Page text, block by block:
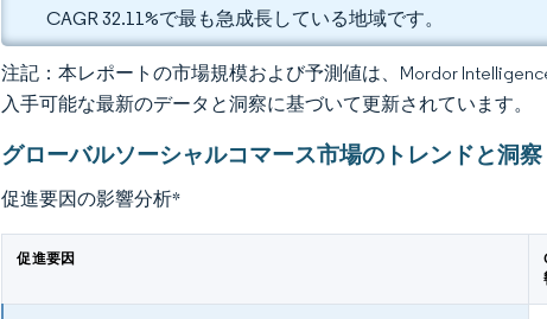
CAGR 32.11%で最も急成長している地域です。
注記：本レポートの市場規模および予測値は、Mordor
入手可能な最新のデータと洞察に基づいて更新されています。
グローバルソーシャルコマース市場のトレンドと洞察
促進要因の影響分析*
促進要因